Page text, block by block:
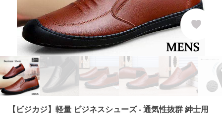
【ビジカジ】軽量 ビジネスシューズ - 通気性抜群 紳士用